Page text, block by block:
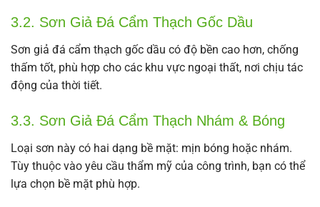
3.2. Sơn Giả Đá Cẩm Thạch Gốc Dầu
Sơn giả đá cẩm thạch gốc dầu có độ bền cao hơn, chống
thấm tốt, phù hợp cho các khu vực ngoại thất, nơi chịu tác
động của thời tiết.
3.3. Sơn Giả Đá Cẩm Thạch Nhám & Bóng
Loại sơn này có hai dạng bề mặt: mịn bóng hoặc nhám.
Tùy thuộc vào yêu cầu thẩm mỹ của công trình, bạn có thể
lựa chọn bề mặt phù hợp.